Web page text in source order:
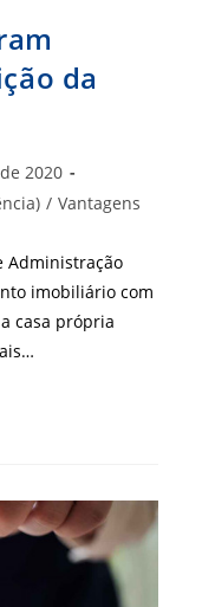
da
2020
/ Vantagens
Administração
imobiliário com
casa própria